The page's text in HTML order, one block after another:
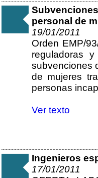
personal de
19/01/2011
Orden EMP/
reguladoras
subvenciones
de mujeres
personas
Ver texto
Ingenieros
17/01/2011